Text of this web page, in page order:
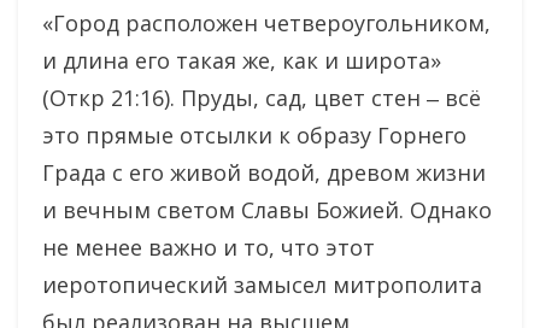
«Город расположен четвероугольником,
и длина его такая же, как и широта»
(Откр 21:16). Пруды, сад, цвет стен ‒ всё
это прямые отсылки к образу Горнего
Града с его живой водой, древом жизни
и вечным светом Славы Божией. Однако
не менее важно и то, что этот
иеротопический замысел митрополита
был реализован на высшем